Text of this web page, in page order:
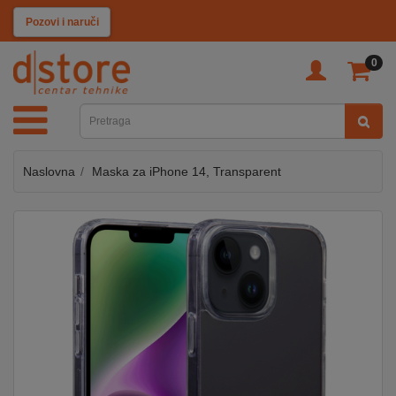
Pozovi i naruči
0
KATEGORIJE
TV
SAT
MOBILNI
Naslovna Maska za iPhone 14, Transparent